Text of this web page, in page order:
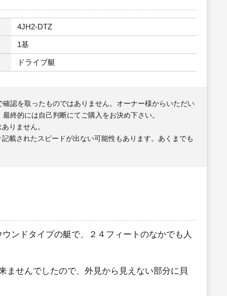
4JH2-DTZ
1基
ドライブ艇
認を取ったものではありません。オーナー様からいただい
終的には自己判断にてご購入をお決め下さい。
りません。
載されたスピードが出ない可能性もあります。あくまでも
ンドタイプの艇で、２４フィートのなかでも人
ませんでしたので、外見から見えない部分に貝